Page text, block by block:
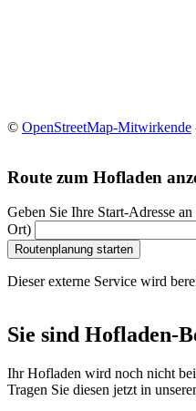
© OpenStreetMap-Mitwirkende
Route zum Hofladen
Geben Sie Ihre Start-Adresse
Ort)
Routenplanung starten
Dieser externe Service wird
Sie sind Hofladen-
Ihr Hofladen wird noch nicht
Tragen Sie diesen jetzt in